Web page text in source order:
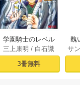
学園騎士のレベル
アップ！レベル100
0超えの転生者、落
ちこぼれクラスに
三上康明 / 白石識
3冊無料
醜
同
サ